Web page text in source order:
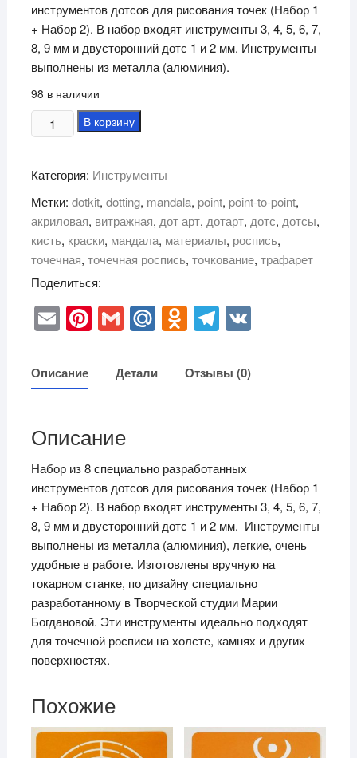
инструментов дотсов для рисования точек (Набор 1
+ Набор 2). В набор входят инструменты 3, 4, 5, 6, 7,
8, 9 мм и двусторонний дотс 1 и 2 мм. Инструменты
выполнены из металла (алюминия).
98 в наличии
Количество
товара
набор
4
В корзину
Категория: Инструменты
Метки: dotkit, dotting, mandala, point, point-to-point,
акриловая, витражная, дот арт, дотарт, дотс, дотсы,
кисть, краски, мандала, материалы, роспись,
точечная, точечная роспись, точкование, трафарет
Поделиться:
E
ail
Pi
e
G
ail
M
.R
u
O
n
o
ss
ni
ki
T
e
gr
V
Описание Детали Отзывы (0)
Описание
Набор из 8 специально разработанных
инструментов дотсов для рисования точек (Набор 1
+ Набор 2). В набор входят инструменты 3, 4, 5, 6, 7,
8, 9 мм и двусторонний дотс 1 и 2 мм. Инструменты
выполнены из металла (алюминия), легкие, очень
удобные в работе. Изготовлены вручную на
токарном станке, по дизайну специально
разработанному в Творческой студии Марии
Богдановой. Эти инструменты идеально подходят
для точечной росписи на холсте, камнях и других
поверхностях.
Похожие